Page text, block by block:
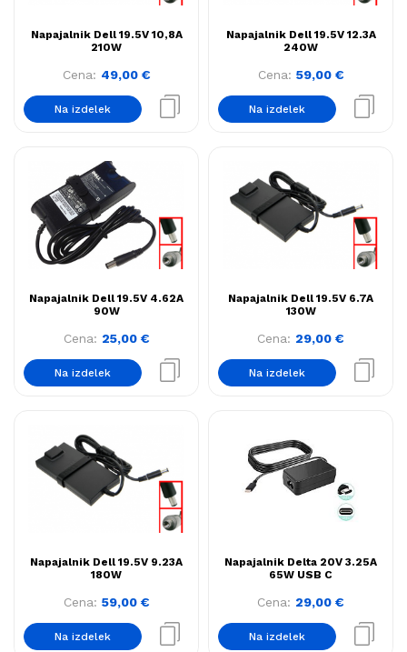
Napajalnik Dell 19.5V 10,8A
210W
Cena: 49,00 €
Na izdelek
Napajalnik Dell 19.5V 12.3A
240W
Cena: 59,00 €
Na izdelek
Napajalnik Dell 19.5V 4.62A
90W
Cena: 25,00 €
Na izdelek
Napajalnik Dell 19.5V 6.7A
130W
Cena: 29,00 €
Na izdelek
Napajalnik Dell 19.5V 9.23A
180W
Cena: 59,00 €
Na izdelek
Napajalnik Delta 20V 3.25A
65W USB C
Cena: 29,00 €
Na izdelek